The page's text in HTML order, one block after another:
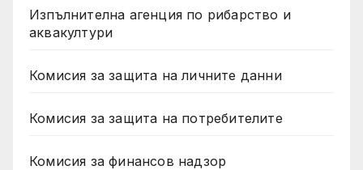
Изпълнителна агенция по рибарство и
аквакултури
Комисия за защита на личните данни
Комисия за защита на потребителите
Комисия за финансов надзор